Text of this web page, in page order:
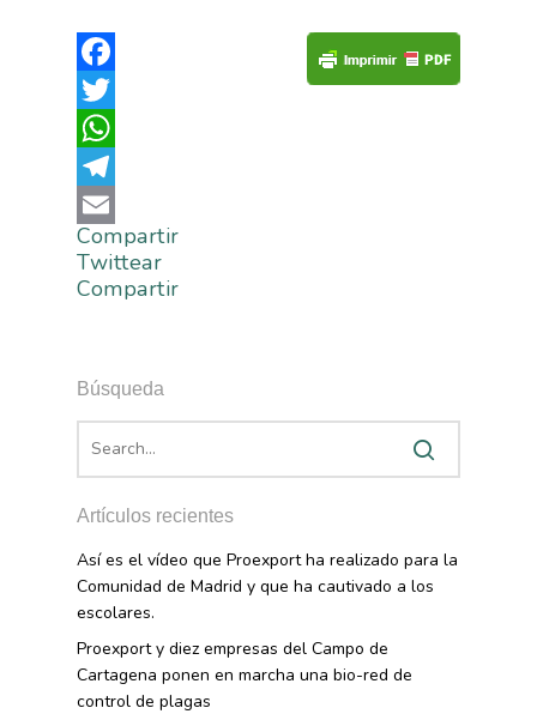
Facebook
Twitter
WhatsApp
Telegram
Email
Compartir
Twittear
Compartir
Búsqueda
Artículos recientes
Así es el vídeo que Proexport ha realizado para la
Comunidad de Madrid y que ha cautivado a los
escolares.
Proexport y diez empresas del Campo de
Cartagena ponen en marcha una bio-red de
control de plagas